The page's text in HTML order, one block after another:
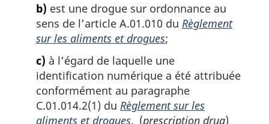
b) est une drogue sur ordonnance au
sens de l’article A.01.010 du Règlement
sur les aliments et drogues;
c) à l’égard de laquelle une
identification numérique a été attribuée
conformément au paragraphe
C.01.014.2(1) du Règlement sur les
aliments et drogues. (prescription drug)